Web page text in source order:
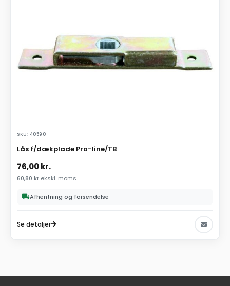
SKU: 40590
Lås f/dækplade Pro-line/TB
76,00kr.
60,80 kr.ekskl. moms
Afhentning og forsendelse
Se detaljer